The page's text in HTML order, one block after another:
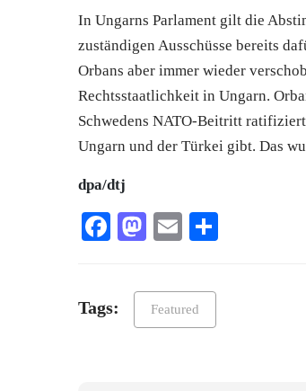
In Ungarns Parlament gilt die
zuständigen Ausschüsse bereits
Orbans aber immer wieder
Rechtsstaatlichkeit in Ungarn.
Schwedens NATO-Beitritt
Ungarn und der Türkei gibt. Das
dpa/dtj
Facebook
Mastodon
Email
Tags: Featured